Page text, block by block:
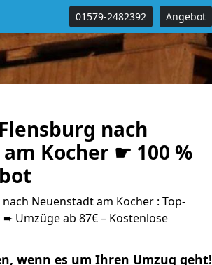
01579-2482392 Angebot
nach
Kocher ☛ 100 %
Neuenstadt am Kocher : Top-
Umzüge ab 87€ – Kostenlose
wenn es um Ihren Umzug geht!